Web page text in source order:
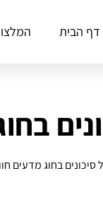
דף הבית
סיכונים בחוג מדעים